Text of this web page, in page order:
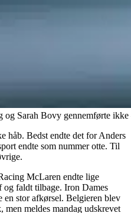
Sarah Bovy gennemførte
håb. Bedst endte det for Anders
endte som nummer otte. Til
McLaren endte lige
og faldt tilbage. Iron Dames
en stor afkørsel. Belgieren blev
meldes mandag udskrevet